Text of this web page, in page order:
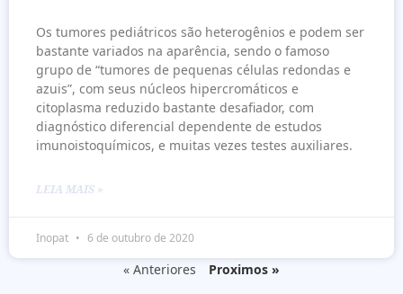
Os tumores pediátricos são heterogênios e podem ser
bastante variados na aparência, sendo o famoso
grupo de “tumores de pequenas células redondas e
azuis”, com seus núcleos hipercromáticos e
citoplasma reduzido bastante desafiador, com
diagnóstico diferencial dependente de estudos
imunoistoquímicos, e muitas vezes testes auxiliares.
LEIA MAIS »
Inopat 6 de outubro de 2020
« Anteriores Proximos »